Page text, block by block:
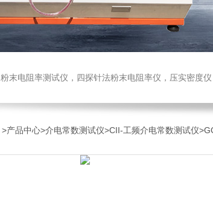
粉末电阻率测试仪，四探针法粉末电阻率仪，压实密度仪，炭块电阻率测定仪，振实密度仪，比表
>产品中心>介电常数测试仪>CII-工频介电常数测试仪